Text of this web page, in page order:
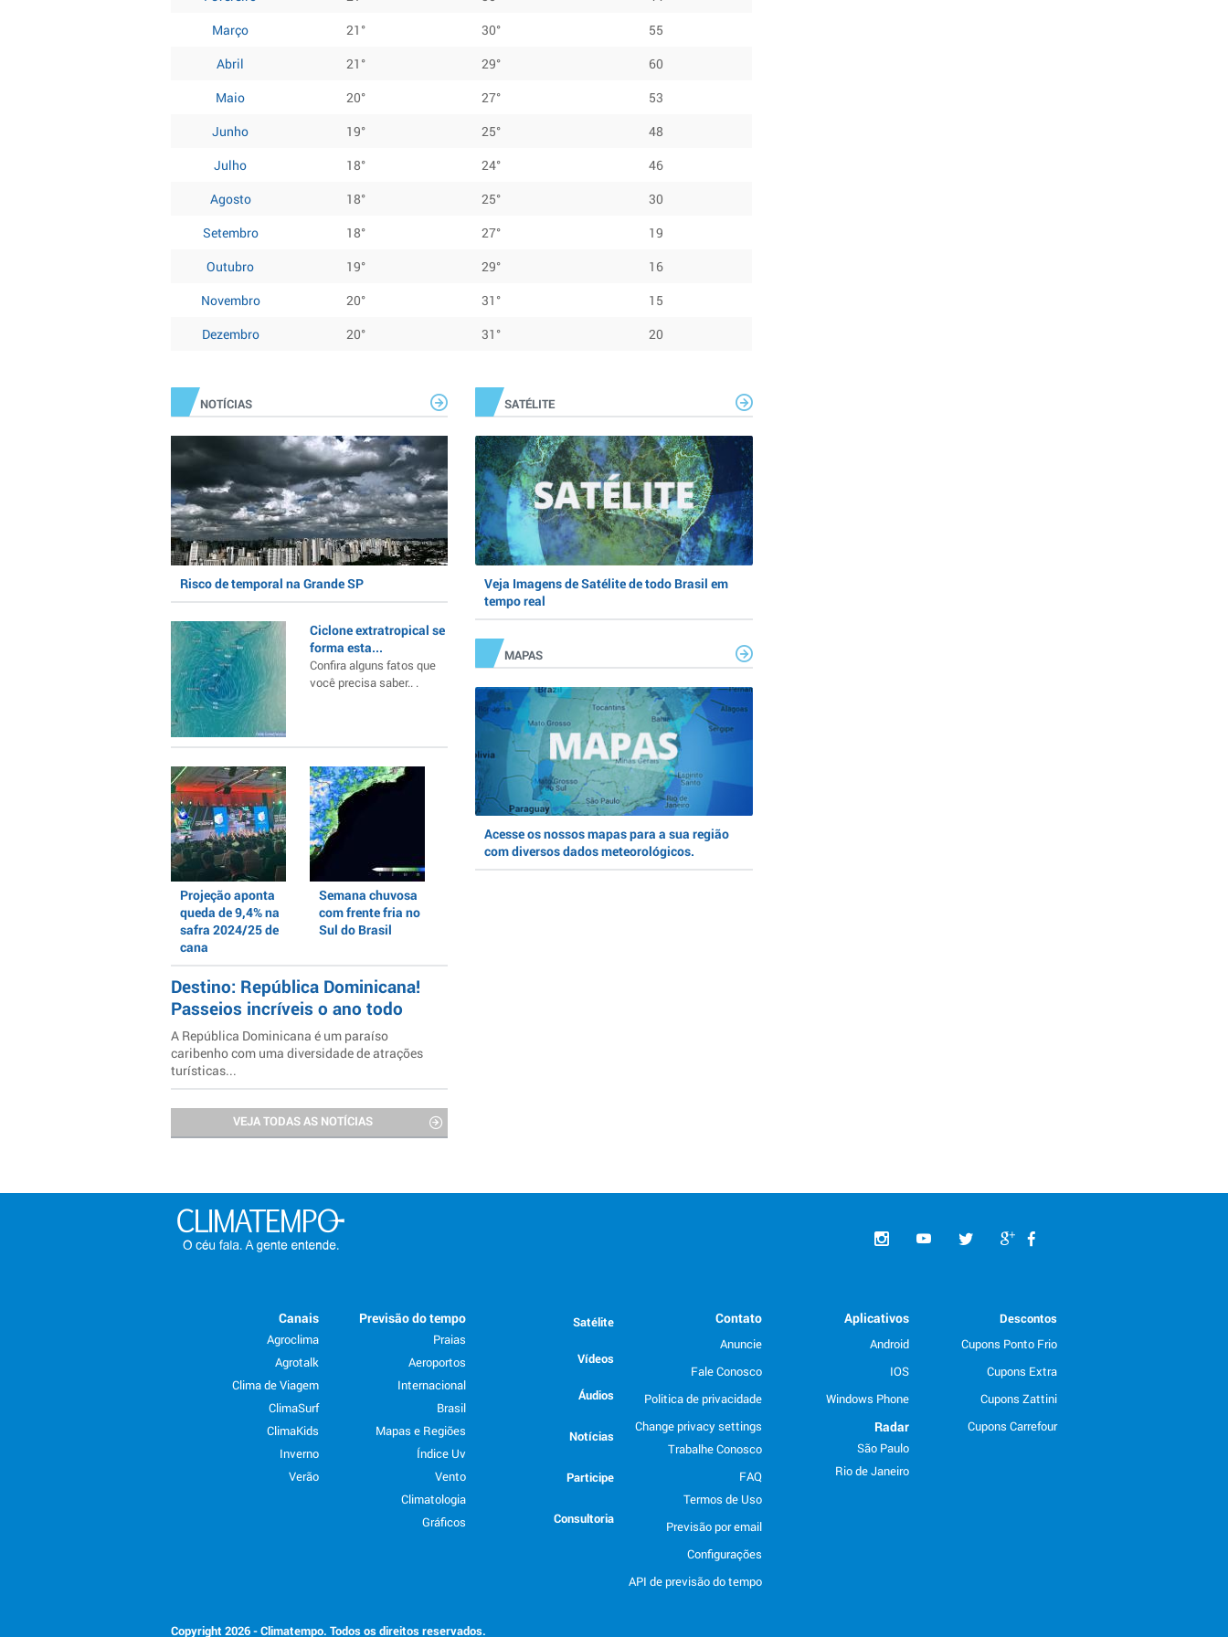
Março
21° 30°
55
Abril
21° 29°
60
Maio
20° 27°
53
Junho
19° 25°
48
Julho
18° 24°
46
Agosto
18° 25°
30
Setembro
18° 27°
19
Outubro
19° 29°
16
Novembro
20° 31°
15
Dezembro
20° 31° 20
NOTÍCIAS
Risco de temporal na Grande SP
Ciclone extratropical se
forma esta...
Confira alguns fatos que
você precisa saber.. .
Projeção aponta
queda de 9,4% na
safra 2024/25 de
cana
Semana chuvosa
com frente fria no
Sul do Brasil
Destino: República Dominicana!
Passeios incríveis o ano todo
A República Dominicana é um paraíso
caribenho com uma diversidade de atrações
turísticas...
VEJA TODAS AS NOTÍCIAS
SATÉLITE
Veja Imagens de Satélite de todo Brasil em
tempo real
MAPAS
Acesse os nossos mapas para a sua região
com diversos dados meteorológicos.
Descontos
Cupons Ponto Frio
Cupons Extra
Cupons Zattini
Cupons Carrefour
Aplicativos
Android
IOS
Windows Phone
Radar
São Paulo
Rio de Janeiro
Contato
Anuncie
Fale Conosco
Politica de privacidade
Change privacy settings
Trabalhe Conosco
FAQ
Termos de Uso
Previsão por email
Configurações
API de previsão do tempo
Satélite
Vídeos
Áudios
Notícias
Participe
Consultoria
Previsão do tempo
Praias
Aeroportos
Internacional
Brasil
Mapas e Regiões
Índice Uv
Vento
Climatologia
Gráficos
Canais
Agroclima
Agrotalk
Clima de Viagem
ClimaSurf
ClimaKids
Inverno
Verão
Copyright 2026 - Climatempo. Todos os direitos reservados.